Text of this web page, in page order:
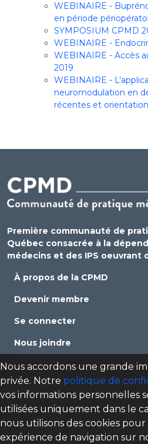
WEBINAIRE -
en période
SYMPOSIUM CPMD
WEBINAIRE -
WEBINAIRE - Accès
2019
WEBINAIRE -
neuromodulation en
récentes et
Première communauté de
Québec consacrée à la
médecins et des IPS oeuvrant
À propos de la CPMD
Devenir membre
Se connecter
Nous joindre
Politique de confidentialité
Direction des programmes
et itinérance (DPSMDI) de Santé
l'Île-de-Montréal – Universitaire
cpmd.ccsmtl@ssss.gouv.qc.ca
Nous accordons une grande
privée. Notre politique de
vos informations personnelles
utilisées uniquement dans le
nous utilisons des cookies
expérience de navigation sur